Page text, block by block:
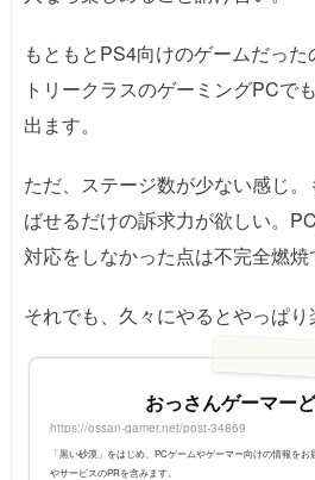
もともとPS4向けのゲームだっ
トリークラスのゲーミングPCで
出ます。
ただ、ステージ数が少ない感じ
ばせるだけの訴求力が欲しい。
対応をしなかった点は不完全燃焼
それでも、久々にやるとやっぱ
おっさんゲーマー
https://ossan-gamer.net/post-34869
「黒い砂漠」をはじめ、PCゲームやゲーマー向けの情報を
やサービスのPRを含みます。